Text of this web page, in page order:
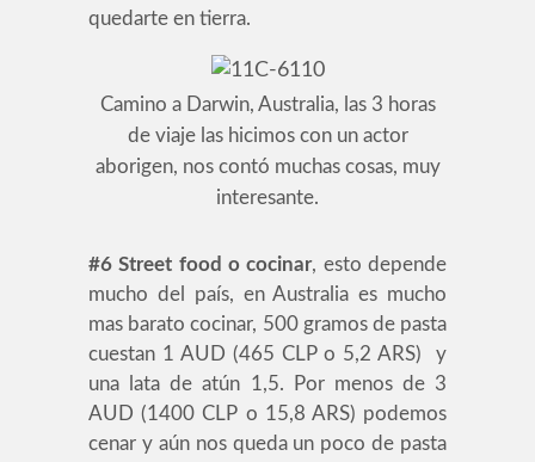
quedarte en tierra.
Camino a Darwin, Australia, las 3 horas
de viaje las hicimos con un actor
aborigen, nos contó muchas cosas, muy
interesante.
#6 Street food o cocinar, esto depende
mucho del país, en Australia es mucho
mas barato cocinar, 500 gramos de pasta
cuestan 1 AUD (465 CLP o 5,2 ARS) y
una lata de atún 1,5. Por menos de 3
AUD (1400 CLP o 15,8 ARS) podemos
cenar y aún nos queda un poco de pasta